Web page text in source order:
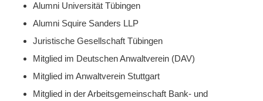
Alumni Universität Tübingen
Alumni Squire Sanders LLP
Juristische Gesellschaft Tübingen
Mitglied im Deutschen Anwaltverein (DAV)
Mitglied im Anwaltverein Stuttgart
Mitglied in der Arbeitsgemeinschaft Bank- und